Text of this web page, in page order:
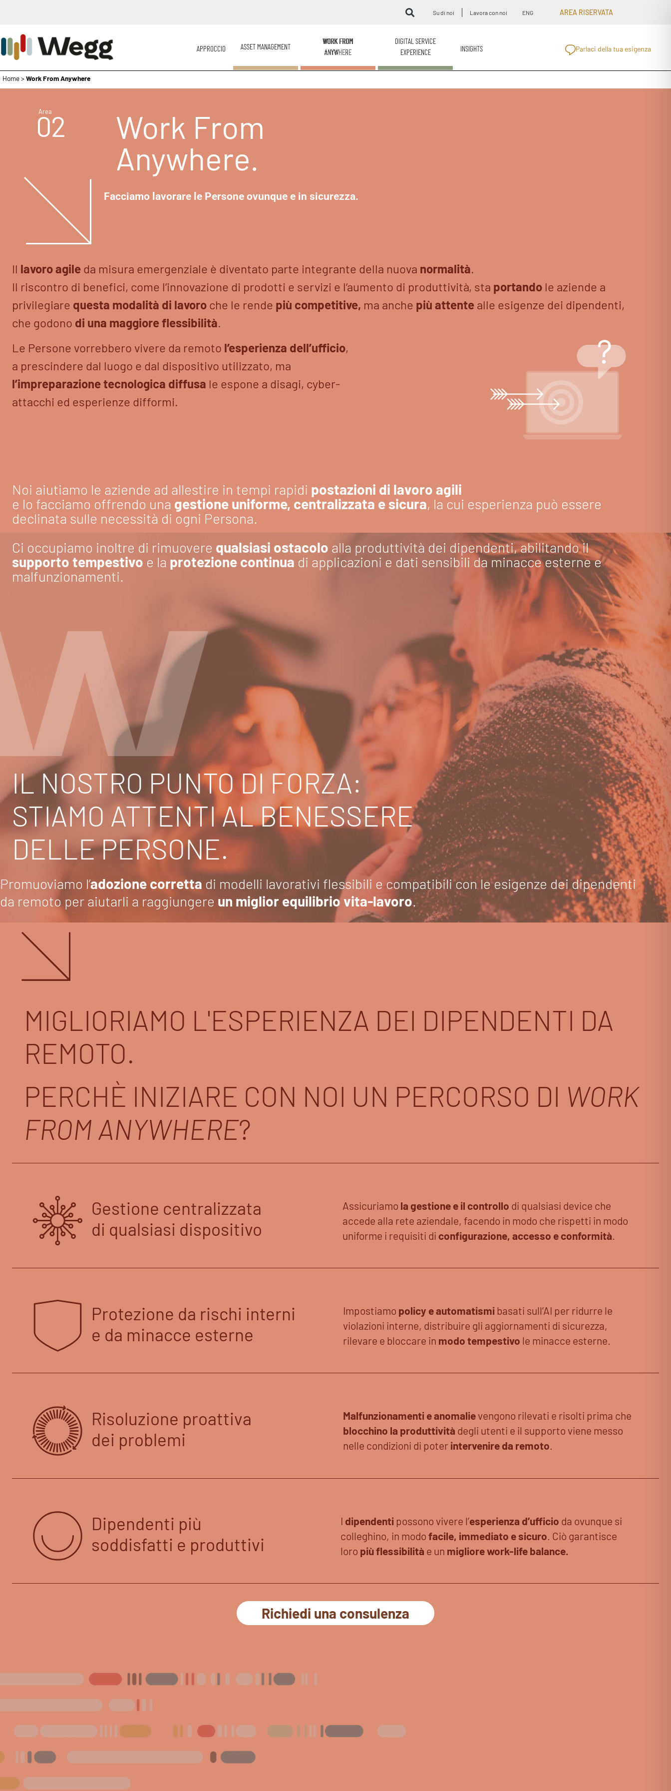
Su di noi Lavora con noi ENG AREA RISERVATA
APPROCCIO ASSET MANAGEMENT
WORK FROM
ANYWHERE
DIGITAL SERVICE
EXPERIENCE
INSIGHTS Parlaci della tua esigenza
Home>Work From Anywhere
Area
02
Work From
Anywhere.
Facciamo lavorare le Persone ovunque e in sicurezza.
Il lavoro agile da misura emergenziale è diventato parte integrante della nuova normalità.
Il riscontro di benefici, come l’innovazione di prodotti e servizi e l’aumento di produttività, sta portando le aziende a
privilegiare questa modalità di lavoro che le rende più competitive, ma anche più attente alle esigenze dei dipendenti,
che godono di una maggiore flessibilità.
Le Persone vorrebbero vivere da remoto l’esperienza dell’ufficio,
a prescindere dal luogo e dal dispositivo utilizzato, ma
l’impreparazione tecnologica diffusa le espone a disagi, cyber-
attacchi ed esperienze difformi.
Noi aiutiamo le aziende ad allestire in tempi rapidi postazioni di lavoro agili
e lo facciamo offrendo una gestione uniforme, centralizzata e sicura, la cui esperienza può essere
declinata sulle necessità di ogni Persona.
Ci occupiamo inoltre di rimuovere qualsiasi ostacolo alla produttività dei dipendenti, abilitando il
supporto tempestivo e la protezione continua di applicazioni e dati sensibili da minacce esterne e
malfunzionamenti.
IL NOSTRO PUNTO DI FORZA:
STIAMO ATTENTI AL BENESSERE
DELLE PERSONE.
Promuoviamo l’adozione corretta di modelli lavorativi flessibili e compatibili con le esigenze dei dipendenti
da remoto per aiutarli a raggiungere un miglior equilibrio vita-lavoro.
MIGLIORIAMO L'ESPERIENZA DEI DIPENDENTI DA
REMOTO.
PERCHÈ INIZIARE CON NOI UN PERCORSO DI WORK
FROM ANYWHERE?
Gestione centralizzata
di qualsiasi dispositivo
Assicuriamo la gestione e il controllo di qualsiasi device che
accede alla rete aziendale, facendo in modo che rispetti in modo
uniforme i requisiti di configurazione, accesso e conformità
Protezione da rischi interni
e da minacce esterne
Impostiamo policy e automatismi basati sull’AI per ridurre le
violazioni interne, distribuire gli aggiornamenti di sicurezza,
rilevare e bloccare in modo tempestivo le minacce esterne.
Risoluzione proattiva
dei problemi
Malfunzionamenti e anomalie vengono rilevati e risolti prima che
blocchino la produttività degli utenti e il supporto viene messo
nelle condizioni di poter intervenire da remoto.
Dipendenti più
soddisfatti e produttivi
I dipendenti possono vivere l’esperienza d’ufficio da ovunque si
colleghino, in modofacile, immediato e sicuro . Ciò garantisce
loro più flessibilità e un migliore work-life balance.
Richiedi una consulenza